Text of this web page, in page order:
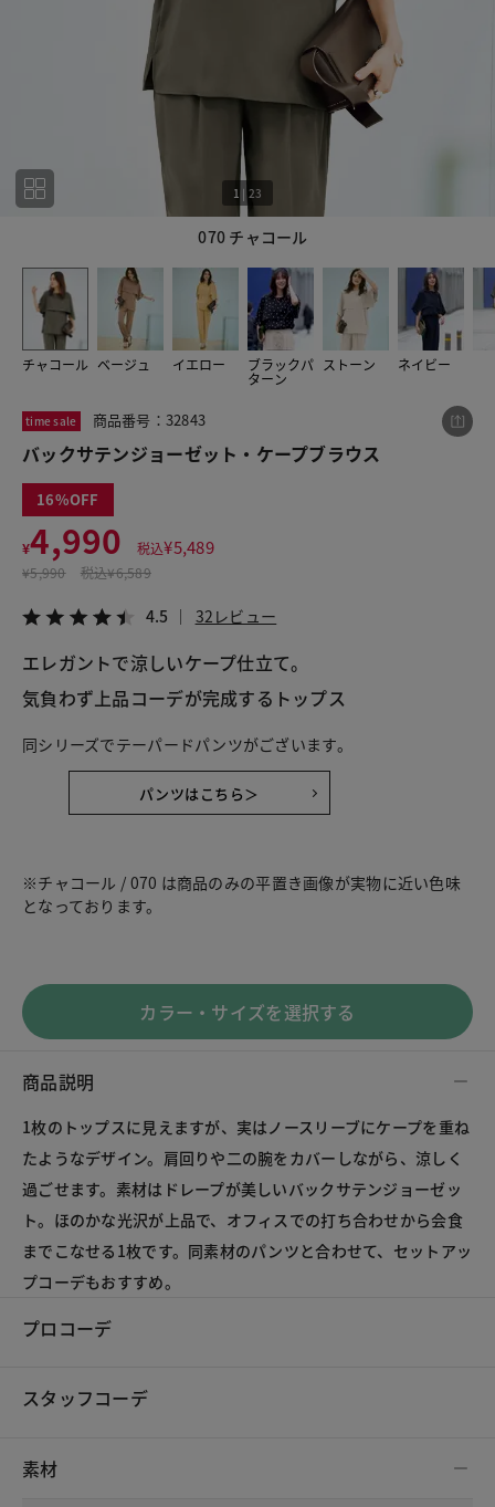
070 チャコール
1 | 23
チャコール ベージュ イエロー ブラックパ
ターン
ストーン ネイビー
23
time sale 商品番号：32843
バックサテンジョーゼット・ケープブラウス
16
¥4,990 税込¥5,489
¥5,990 税込¥6,589
4.5 32レビュー
エレガントで涼しいケープ仕立て。
気負わず上品コーデが完成するトップス
同シリーズでテーパードパンツがございます。
パンツはこちら＞
※チャコール / 070 は商品のみの平置き画像が実物に近い色味
となっております。
カラー・サイズを選択する
商品説明
1枚のトップスに見えますが、実はノースリーブにケープを重ね
たようなデザイン。肩回りや二の腕をカバーしながら、涼しく
過ごせます。素材はドレープが美しいバックサテンジョーゼッ
ト。ほのかな光沢が上品で、オフィスでの打ち合わせから会食
までこなせる1枚です。同素材のパンツと合わせて、セットアッ
プコーデもおすすめ。
プロコーデ
スタッフコーデ
素材
この商品をシェアする
バックサテンジョーゼット・ケープブラウス